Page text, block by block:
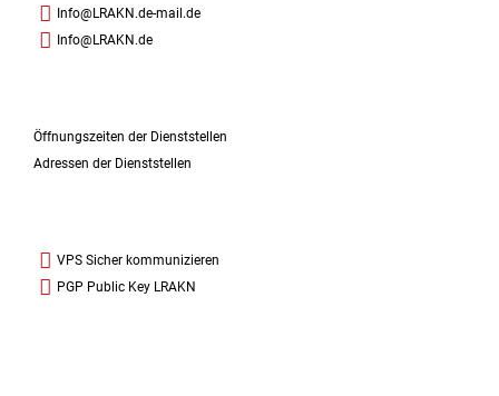
Info@LRAKN.de-mail.de
Info@LRAKN.de
Öffnungszeiten der Dienststellen
Adressen der Dienststellen
VPS Sicher kommunizieren
PGP Public Key LRAKN